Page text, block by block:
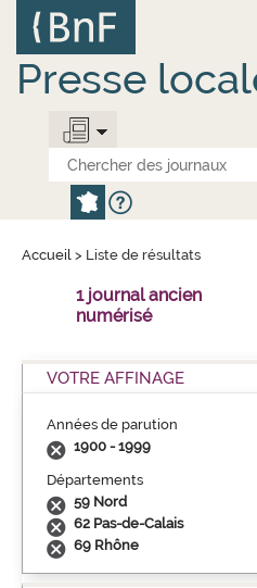
contenu
principal
Presse
Accueil > Liste de résultats
1 journal ancien
numérisé
VOTRE AFFINAGE
Années de parution
1900 - 1999
Départements
59 Nord
62 Pas-de-Calais
69 Rhône
Panneau de gestion des cookies